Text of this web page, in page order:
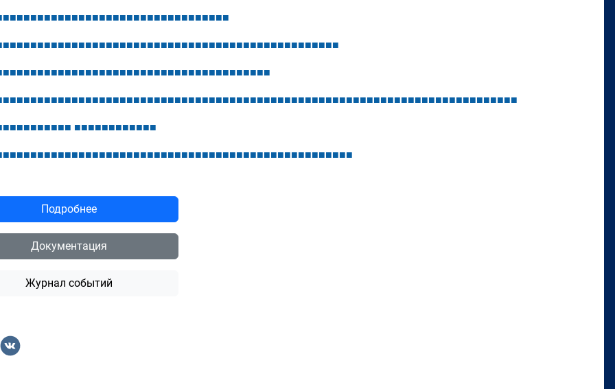
■■■■■■■■■■■■■■■■■■■■■■■■■■■■■■■■■
■■■■■■■■■■■■■■■■■■■■■■■■■■■■■■■■■■■■■■■■■■■■■■■■■
■■■■■■■■■■■■■■■■■■■■■■■■■■■■■■■■■■■■■■■
■■■■■■■■■■■■■■■■■■■■■■■■■■■■■■■■■■■■■■■■■■■■■■■■■■■■■■■■■■■■■■■■■■■■■■■■■■■
■■■■■■■■■■ ■■■■■■■■■■■■
■■■■■■■■■■■■■■■■■■■■■■■■■■■■■■■■■■■■■■■■■■■■■■■■■■■
Подробнее
Документация
Журнал событий